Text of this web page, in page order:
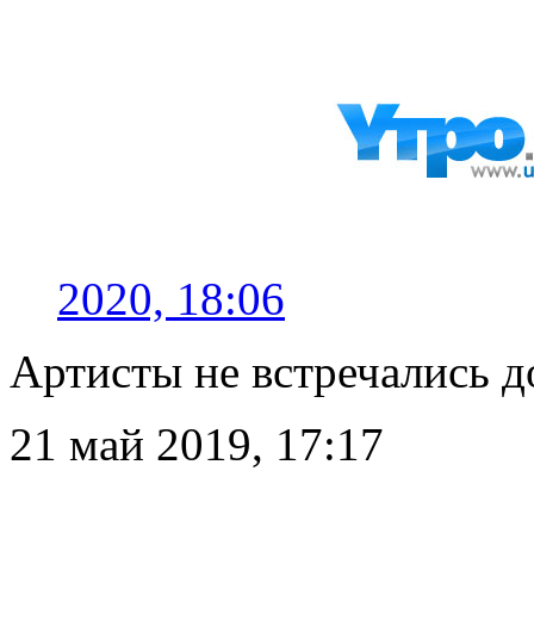
2020, 18:06
Артисты не встречались
21 май 2019, 17:17